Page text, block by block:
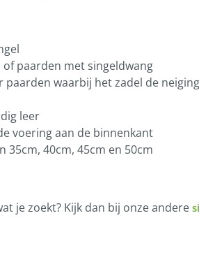
paarden met singeldwang
paarden waarbij het zadel de
leer
voering aan de binnenkant
35cm, 40cm, 45cm en 50cm
je zoekt? Kijk dan bij onze andere